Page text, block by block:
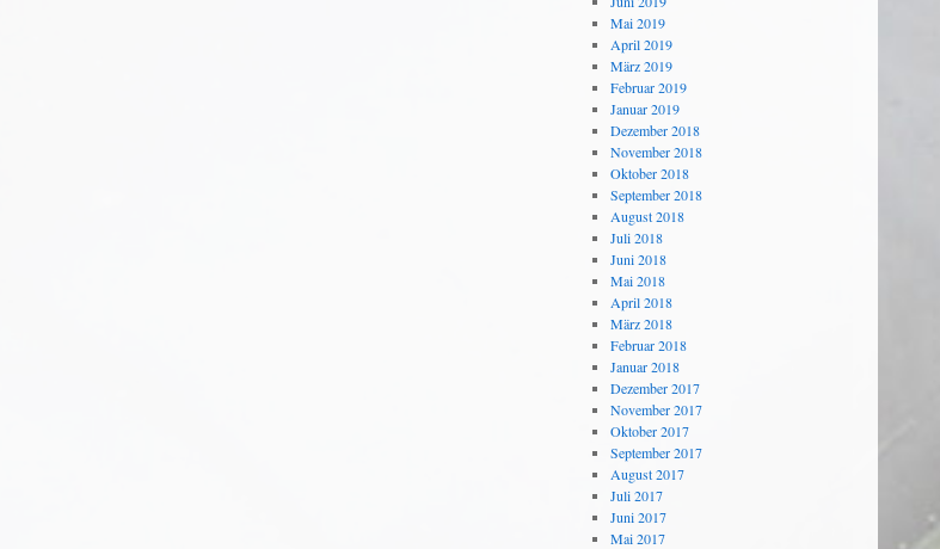
Mai 2019
April 2019
März 2019
Februar 2019
Januar 2019
Dezember 2018
November 2018
Oktober 2018
September 2018
August 2018
Juli 2018
Juni 2018
Mai 2018
April 2018
März 2018
Februar 2018
Januar 2018
Dezember 2017
November 2017
Oktober 2017
September 2017
August 2017
Juli 2017
Juni 2017
Mai 2017